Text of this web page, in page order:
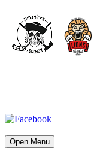
Open Menu